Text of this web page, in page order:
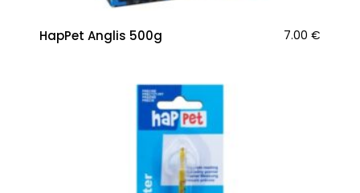
HapPet Anglis 500g 7.00 €